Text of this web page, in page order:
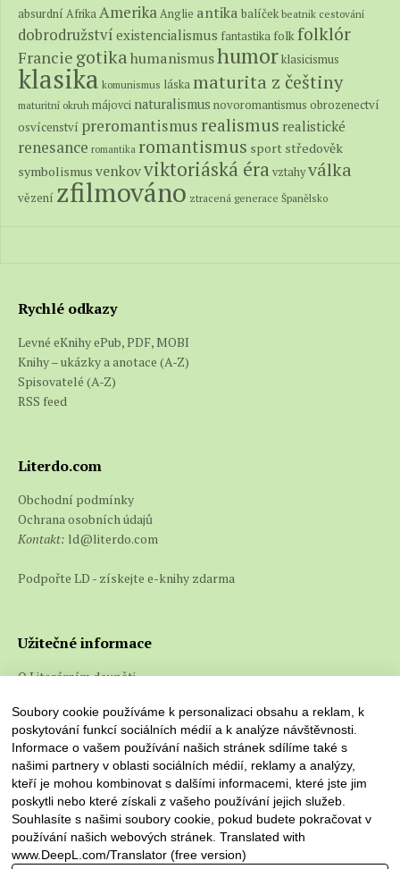
absurdní Afrika Amerika Anglie antika balíček beatnik cestování
dobrodružství existencialismus fantastika folk folklór
Francie gotikahumanismushumorklasicismus
klasika komunismus láskamaturita z češtiny
maturitní okruh májovci naturalismus novoromantismus obrozenectví
osvícenství preromantismus realismus realistické
renesance romantika romantismus sport středověk
symbolismus venkovviktoriáská éra vztahyválka
vězení zfilmováno ztracená generace Španělsko
Rychlé odkazy
Levné eKnihy ePub, PDF, MOBI
Knihy – ukázky a anotace (A-Z)
Spisovatelé (A-Z)
RSS feed
Literdo.com
Obchodní podmínky
Ochrana osobních údajů
Kontakt: ld@literdo.com
Podpořte LD - získejte e-knihy zdarma
Užitečné informace
O Literárním doupěti
Soubory cookie používáme k personalizaci obsahu a reklam, k
poskytování funkcí sociálních médií a k analýze návštěvnosti.
Informace o vašem používání našich stránek sdílíme také s
našimi partnery v oblasti sociálních médií, reklamy a analýzy,
kteří je mohou kombinovat s dalšími informacemi, které jste jim
poskytli nebo které získali z vašeho používání jejich služeb.
Souhlasíte s našimi soubory cookie, pokud budete pokračovat v
používání našich webových stránek. Translated with
www.DeepL.com/Translator (free version)